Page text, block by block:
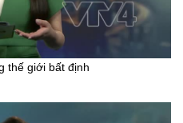
thế giới bất định